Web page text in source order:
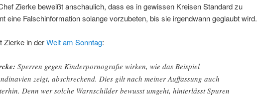
Zierke beweißt anschaulich, dass es in gewissen Kreisen Standard zu
eine Falschinformation solange vorzubeten, bis sie irgendwann geglaubt wird.
Zierke in derWelt am Sonntag:
Sperren gegen Kinderpornografie wirken, wie das Beispiel
zeigt, abschreckend. Dies gilt nach meiner Auffassung auch
Denn wer solche Warnschilder bewusst umgeht, hinterlässt Spuren